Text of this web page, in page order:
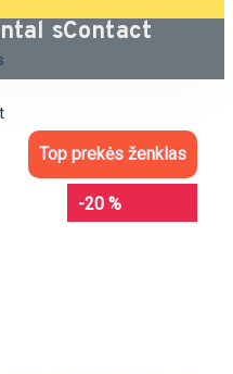
sContact
Top prekės ženklas
-20 %